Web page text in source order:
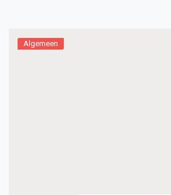
Algemeen